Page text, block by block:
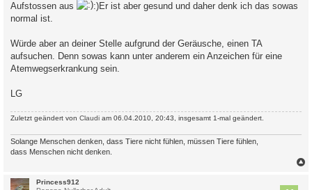
Aufstossen aus
:)Er ist aber gesund und daher denk ich das sowas
normal ist.
Würde aber an deiner Stelle aufgrund der Geräusche, einen TA
aufsuchen. Denn sowas kann unter anderem ein Anzeichen für eine
Atemwegserkrankung sein.
LG
Zuletzt geändert von Claudi am 06.04.2010, 20:43, insgesamt 1-mal geändert.
Solange Menschen denken, dass Tiere nicht fühlen, müssen Tiere fühlen,
dass Menschen nicht denken.
Princess912